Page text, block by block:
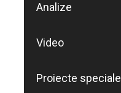
Analize
Video
Proiecte speciale